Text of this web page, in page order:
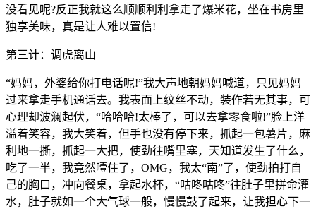
没看见呢?反正我就这么顺顺利利拿走了爆米花，坐在书房里
独享美味，真是让人难以置信!
第三计：调虎离山
“妈妈，外婆给你打电话呢!”我大声地朝妈妈喊道，只见妈妈
过来拿走手机通话去。我表面上纹丝不动，装作若无其事，可
心理却波澜起伏，“哈哈哈!太棒了，可以去拿零食啦!”脸上洋
溢着笑容，我大笑着，但手也没有停下来，抓起一包薯片，麻
利地一撕，抓起一大把，使劲往嘴里塞，天知道发生了什么，
吃了一半，我竟然噎住了，OMG，我太“南”了，使劲拍打自
己的胸口，冲向餐桌，拿起水杯，“咕咚咕咚”往肚子里拼命灌
水，肚子就如一个大气球一般，慢慢鼓了起来，让我担心下一